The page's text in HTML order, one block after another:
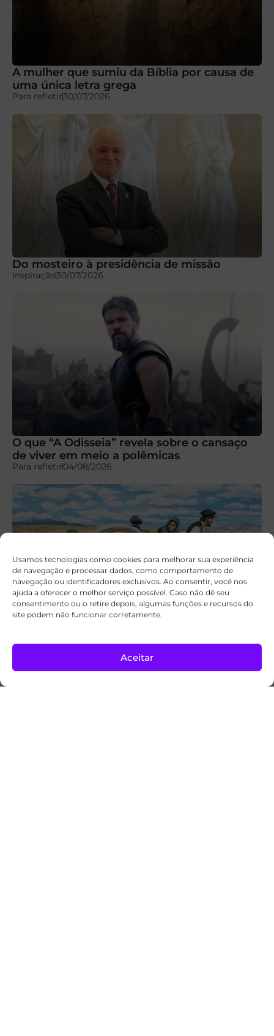
Usamos tecnologias como cookies para melhorar sua experiência
de navegação e processar dados, como comportamento de
navegação ou identificadores exclusivos. Ao consentir, você nos
ajuda a oferecer o melhor serviço possível. Caso não dê seu
consentimento ou o retire depois, algumas funções e recursos do
site podem não funcionar corretamente.
Aceitar
A mulher que sumiu da Bíblia por causa de
uma única letra grega
Para refletir30/07/2026
Do mosteiro à presidência de missão
Inspiração30/07/2026
O que “A Odisseia” revela sobre o cansaço
de viver em meio a polêmicas
Para refletir04/08/2026
pelos pioneiros